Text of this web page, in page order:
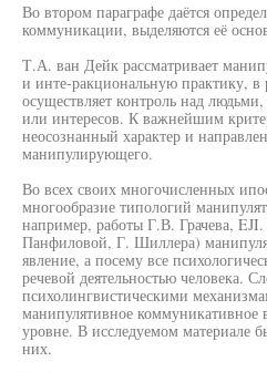
Во втором параграфе даётся
коммуникации, выделяются её
Т.А. ван Дейк рассматривает
и инте-ракциональную практику, в
осуществляет контроль над
или интересов. К важнейшим
неосознанный характер и
манипулирующего.
Во всех своих многочисленных
многообразие типологий
например, работы Г.В. Грачева,
Панфиловой, Г. Шиллера)
явление, а посему все
речевой деятельностью человека.
психолингвистическими
манипулятивное коммуникативное
уровне. В исследуемом материале
них.